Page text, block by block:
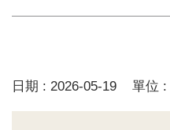
日期 : 2026-05-19 單位 :